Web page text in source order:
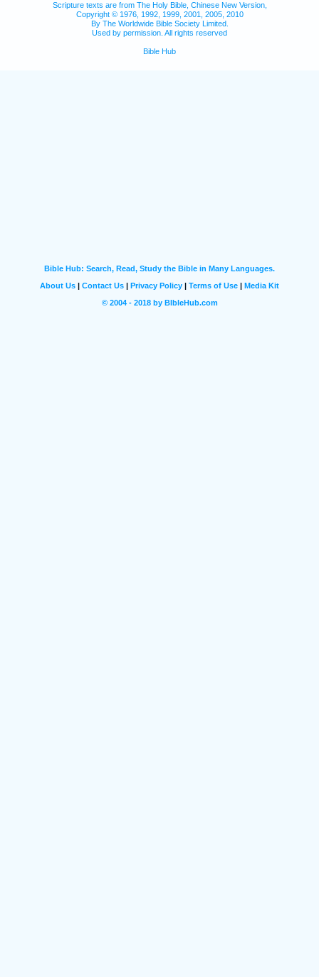
Scripture texts are from The Holy Bible, Chinese New Version,
Copyright © 1976, 1992, 1999, 2001, 2005, 2010
By The Worldwide Bible Society Limited.
Used by permission. All rights reserved
Bible Hub